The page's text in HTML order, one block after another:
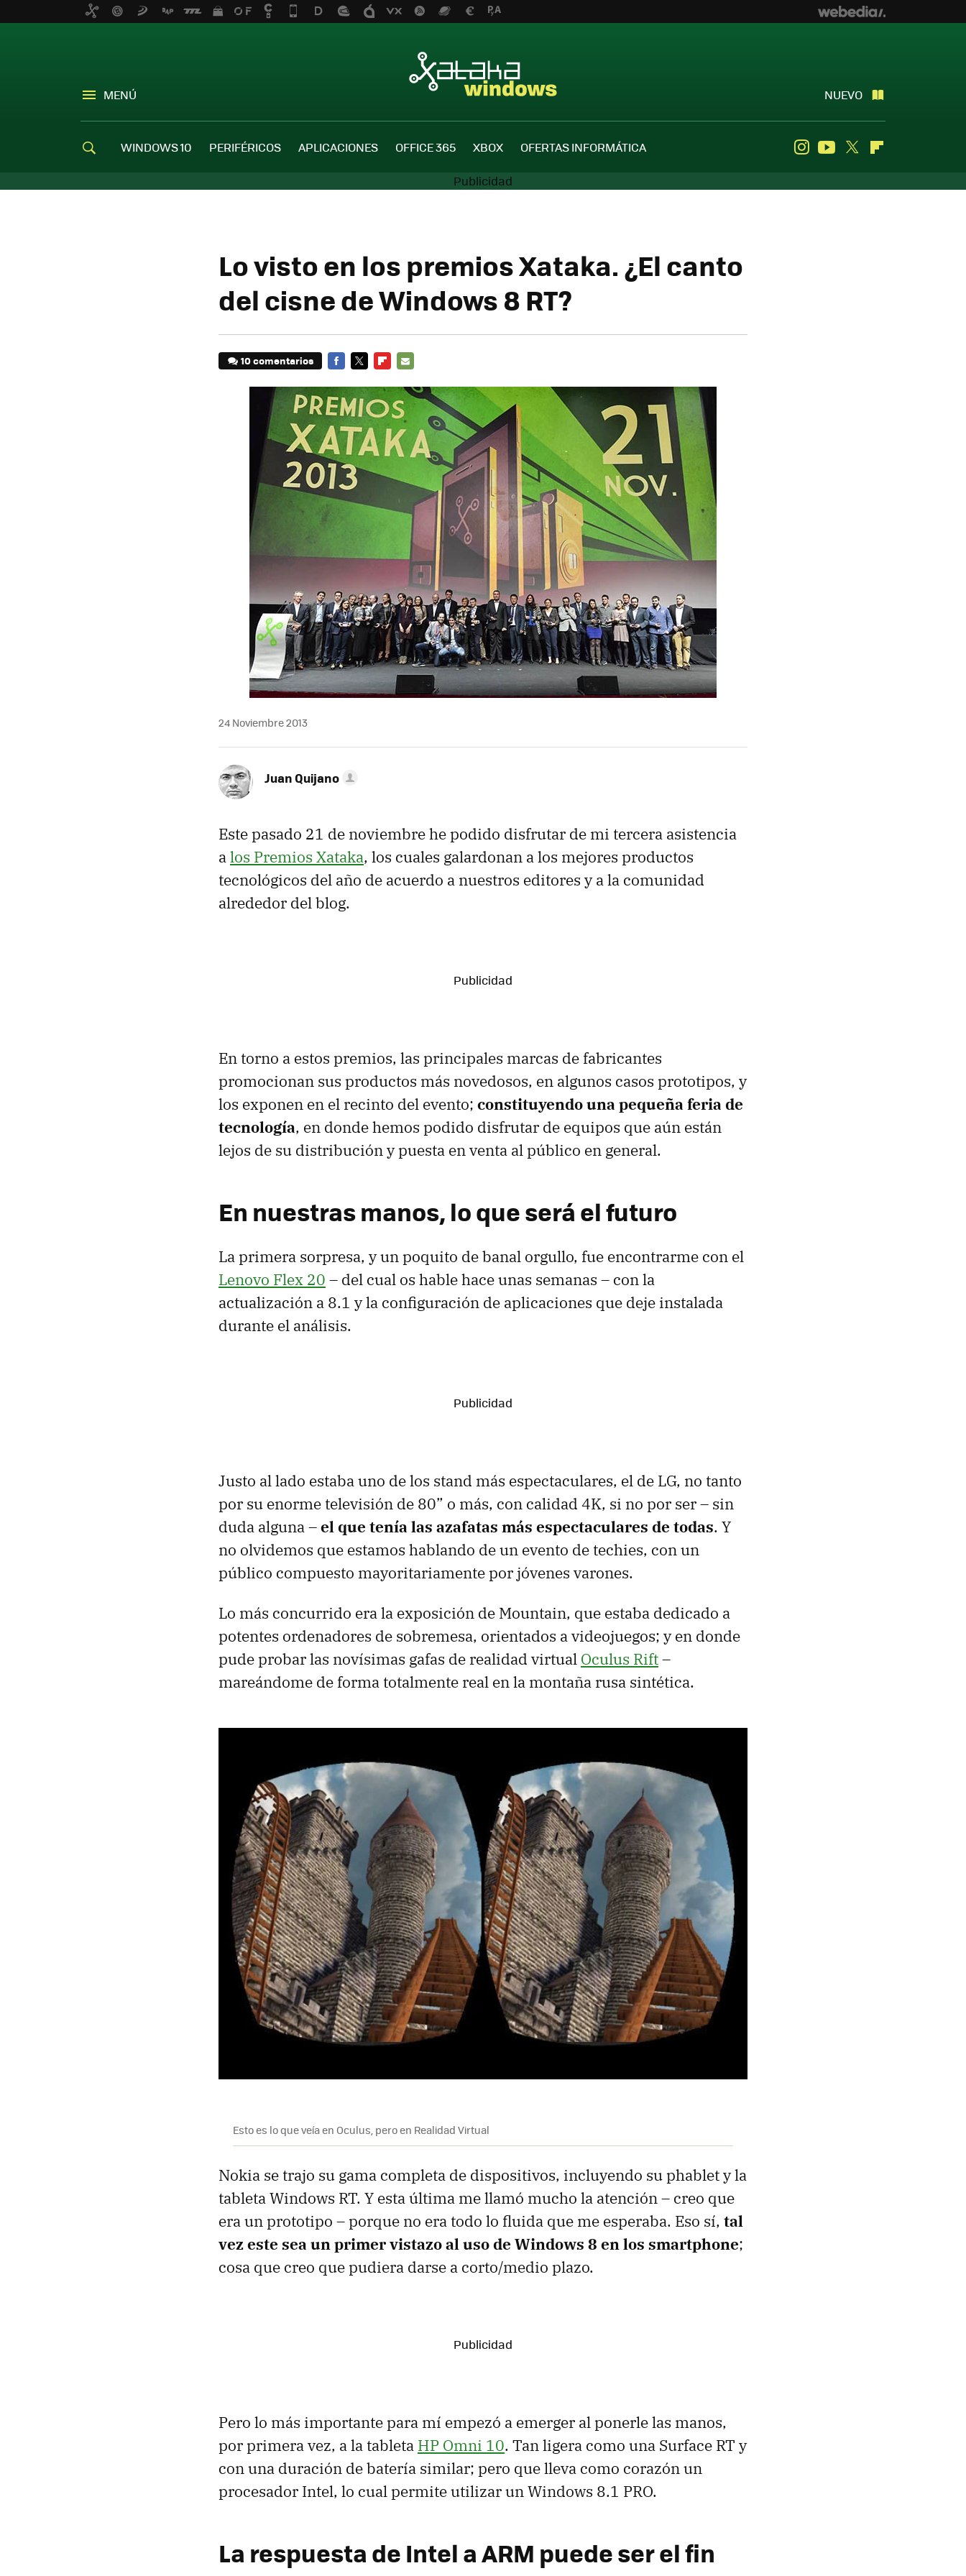
MENÚ NUEVO
WINDOWS 10 PERIFÉRICOS APLICACIONES OFFICE 365 XBOX OFERTAS INFORMÁTICA InstagramYoutube
Twitter
Lo visto en los premios Xataka. ¿El canto
del cisne de Windows 8 RT?
10 comentarios
MAIL
24 Noviembre 2013
Juan Quijano
Este pasado 21 de noviembre he podido disfrutar de mi tercera asistencia
alos Premios Xataka, los cuales galardonan a los mejores productos
tecnológicos del año de acuerdo a nuestros editores y a la comunidad
alrededor del blog.
En torno a estos premios, las principales marcas de fabricantes
promocionan sus productos más novedosos, en algunos casos prototipos, y
los exponen en el recinto del evento; constituyendo una pequeña feria de
tecnología, en donde hemos podido disfrutar de equipos que aún están
lejos de su distribución y puesta en venta al público en general.
En nuestras manos, lo que será el futuro
La primera sorpresa, y un poquito de banal orgullo, fue encontrarme con el
Lenovo Flex 20 – del cual os hable hace unas semanas – con la
actualización a 8.1 y la configuración de aplicaciones que deje instalada
durante el análisis.
Justo al lado estaba uno de los stand más espectaculares, el de LG, no tanto
por su enorme televisión de 80” o más, con calidad 4K, si no por ser – sin
duda alguna –el que tenía las azafatas más espectaculares de todas. Y
no olvidemos que estamos hablando de un evento de techies, con un
público compuesto mayoritariamente por jóvenes varones.
Lo más concurrido era la exposición de Mountain, que estaba dedicado a
potentes ordenadores de sobremesa, orientados a videojuegos; y en donde
pude probar las novísimas gafas de realidad virtual Oculus Rift–
mareándome de forma totalmente real en la montaña rusa sintética.
Esto es lo que veía en Oculus, pero en Realidad Virtual
Nokia se trajo su gama completa de dispositivos, incluyendo su phablet y la
tableta Windows RT. Y esta última me llamó mucho la atención – creo que
era un prototipo – porque no era todo lo fluida que me esperaba. Eso sí, tal
vez este sea un primer vistazo al uso de Windows 8 en los smartphone;
cosa que creo que pudiera darse a corto/medio plazo.
Pero lo más importante para mí empezó a emerger al ponerle las manos,
por primera vez, a la tableta HP Omni 10. Tan ligera como una Surface RT y
con una duración de batería similar; pero que lleva como corazón un
procesador Intel, lo cual permite utilizar un Windows 8.1 PRO.
La respuesta de Intel a ARM puede ser el fin